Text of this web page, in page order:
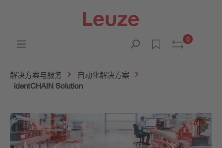
0
解决方案与服务
自动化解决方案
identCHAIN Solution